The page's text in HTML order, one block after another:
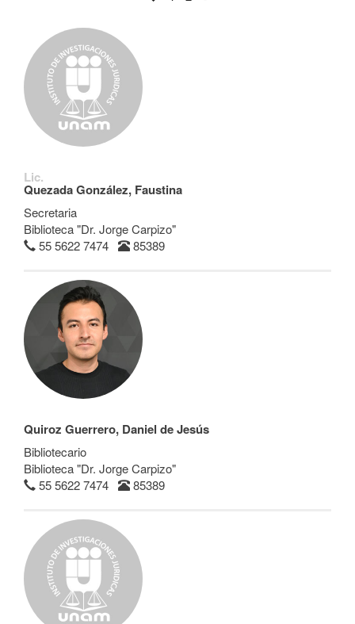
Lic.
Quezada González, Faustina
Secretaria
Biblioteca "Dr. Jorge Carpizo"
55 5622 7474
85389
Quiroz Guerrero, Daniel de Jesús
Bibliotecario
Biblioteca "Dr. Jorge Carpizo"
55 5622 7474
85389